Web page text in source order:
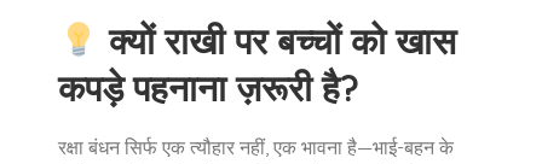
क्यों राखी पर बच्चों को खास
कपड़े पहनाना ज़रूरी है?
रक्षा बंधन सिर्फ एक त्यौहार नहीं, एक भावना है—भाई-बहन के